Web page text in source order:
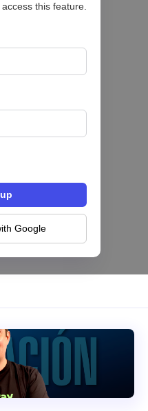
this feature.
Google
como compañía
desde el 1 de